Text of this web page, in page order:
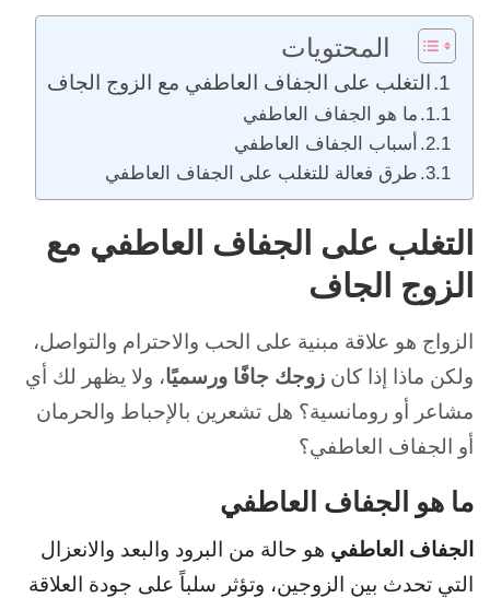
المحتويات
التغلب على الجفاف العاطفي مع الزوج الجاف
ما هو الجفاف العاطفي
أسباب الجفاف العاطفي
طرق فعالة للتغلب على الجفاف العاطفي
التغلب على الجفاف العاطفي مع
الزوج الجاف
الزواج هو علاقة مبنية على الحب والاحترام والتواصل،
ولكن ماذا إذا كان زوجك جافًا ورسميًا، ولا يظهر لك أي
مشاعر أو رومانسية؟ هل تشعرين بالإحباط والحرمان
أو الجفاف العاطفي؟
ما هو الجفاف العاطفي
الجفاف العاطفي هو حالة من البرود والبعد والانعزال
التي تحدث بين الزوجين، وتؤثر سلباً على جودة العلاقة